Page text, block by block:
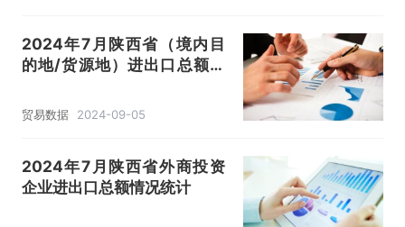
2024年7月陕西省（境内目
的地/货源地）进出口总额及
贸易数据 2024-09-05
2024年7月陕西省外商投资
企业进出口总额情况统计